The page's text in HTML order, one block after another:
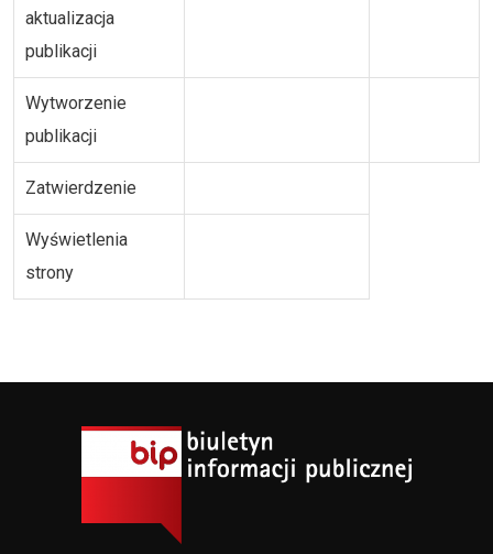
aktualizacja
publikacji
Wytworzenie
publikacji
Zatwierdzenie
Wyświetlenia
strony